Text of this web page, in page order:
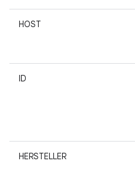
HOST
ID
HERSTELLER